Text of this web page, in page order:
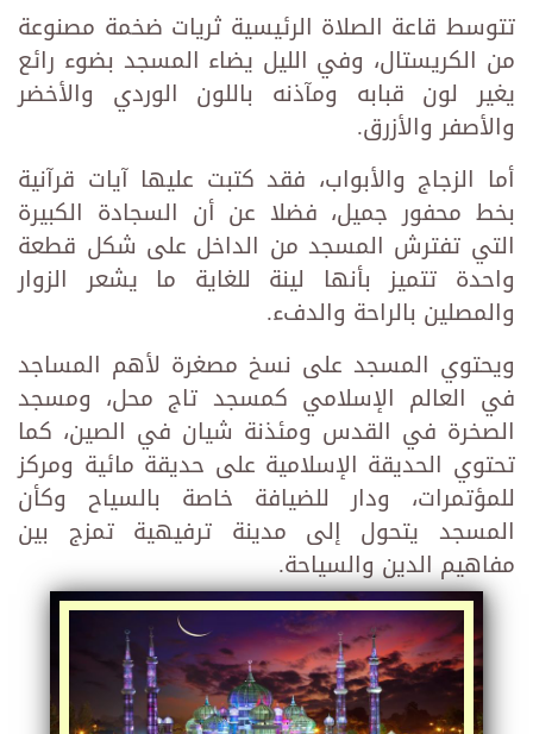
تتوسط قاعة الصلاة الرئيسية ثريات ضخمة مصنوعة
من الكريستال، وفي الليل يضاء المسجد بضوء رائع
يغير لون قبابه ومآذنه باللون الوردي والأخضر
والأصفر والأزرق.
أما الزجاج والأبواب، فقد كتبت عليها آيات قرآنية
بخط محفور جميل، فضلا عن أن السجادة الكبيرة
التي تفترش المسجد من الداخل على شكل قطعة
واحدة تتميز بأنها لينة للغاية ما يشعر الزوار
والمصلين بالراحة والدفء.
ويحتوي المسجد على نسخ مصغرة لأهم المساجد
في العالم الإسلامي كمسجد تاج محل، ومسجد
الصخرة في القدس ومئذنة شيان في الصين، كما
تحتوي الحديقة الإسلامية على حديقة مائية ومركز
للمؤتمرات، ودار للضيافة خاصة بالسياح وكأن
المسجد يتحول إلى مدينة ترفيهية تمزج بين
مفاهيم الدين والسياحة.